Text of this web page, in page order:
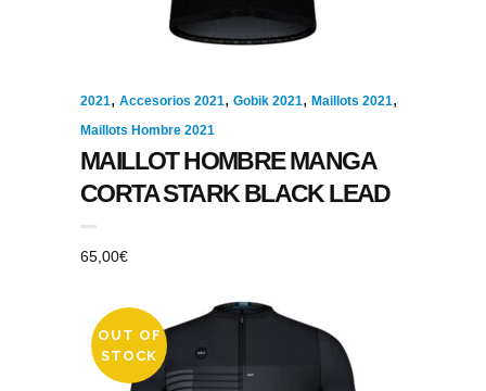
2021, Accesorios 2021, Gobik 2021, Maillots 2021,
Maillots Hombre 2021
MAILLOT HOMBRE MANGA
CORTA STARK BLACK LEAD
65,00€
OUT OF
STOCK